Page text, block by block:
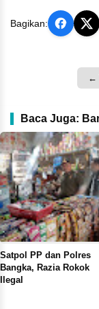
Bagikan:
←
Baca Juga:
Satpol PP dan Polres
Bangka, Razia Rokok
Ilegal